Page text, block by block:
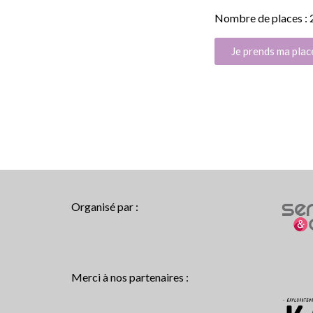
Nombre de places :
Je prends ma
Organisé par :
Merci à nos partenaires :